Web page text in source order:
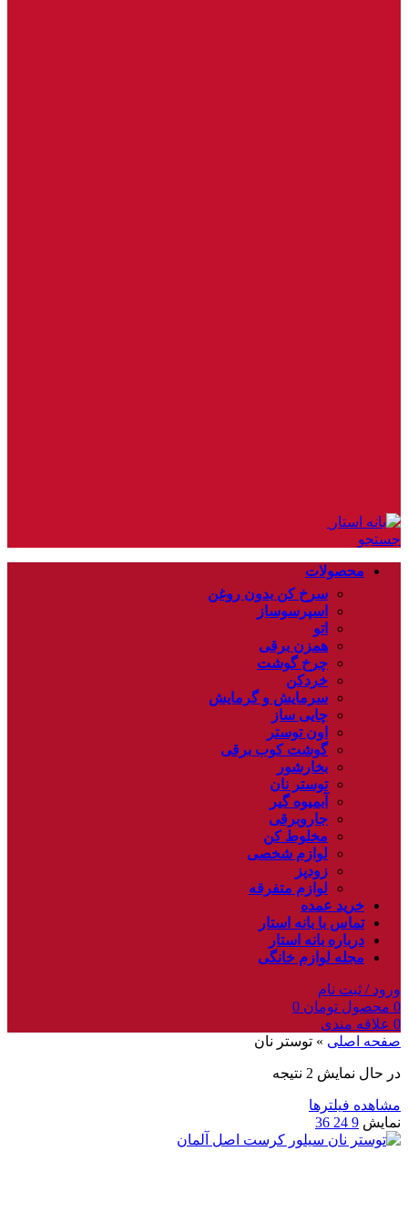
جستجو
محصولات
سرخ کن بدون روغن
اسپرسوساز
اتو
همزن برقی
چرخ گوشت
خردکن
سرمایش و گرمایش
چایی ساز
اون توستر
گوشت کوب برقی
بخارشور
توستر نان
آبمیوه گیر
جاروبرقی
مخلوط کن
لوازم شخصی
زودپز
لوازم متفرقه
خرید عمده
تماس با بانه استار
درباره بانه استار
مجله لوازم خانگی
ورود / ثبت نام
0 محصول تومان
0 علاقه مندی
صفحه اصلی » توستر نان
در حال نمایش 2 نتیجه
مشاهده فیلترها
نمایش 9
24
36